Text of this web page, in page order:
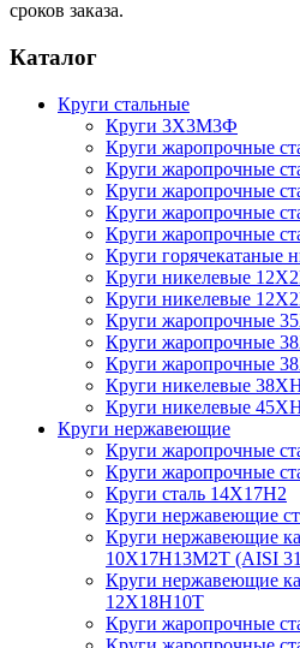
сроков заказа.
Каталог
Круги стальные
Круги 3Х3М3Ф
Круги жаропрочные
Круги жаропрочные
Круги жаропрочные
Круги жаропрочные
Круги жаропрочные
Круги горячекатаные
Круги никелевые
Круги никелевые
Круги жаропрочные
Круги жаропрочные
Круги жаропрочные
Круги никелевые
Круги никелевые
Круги нержавеющие
Круги жаропрочные
Круги жаропрочные
Круги сталь 14Х17Н2
Круги нержавеющие
Круги нержавеющие
10Х17Н13М2Т (AISI
Круги нержавеющие
12Х18Н10Т
Круги жаропрочные